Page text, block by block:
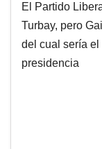
El Partido
Turbay, pero
del cual sería
presidencia